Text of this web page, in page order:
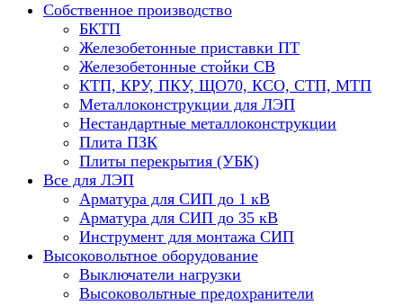
Собственное производство
БКТП
Железобетонные приставки ПТ
Железобетонные стойки СВ
КТП, КРУ, ПКУ, ЩО70, КСО, СТП, МТП
Металлоконструкции для ЛЭП
Нестандартные металлоконструкции
Плита ПЗК
Плиты перекрытия (УБК)
Все для ЛЭП
Арматура для СИП до 1 кВ
Арматура для СИП до 35 кВ
Инструмент для монтажа СИП
Высоковольтное оборудование
Выключатели нагрузки
Высоковольтные предохранители